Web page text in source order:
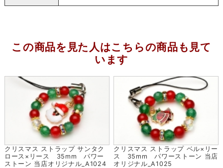
この商品を見た人はこちらの商品も見て
います
クリスマス ストラップ サンタク
ロース×リース 35mm パワー
ストーン 当店オリジナル_A1024
クリスマス ストラップ ベル×リー
ス 35mm パワーストーン 当店
オリジナル_A1025